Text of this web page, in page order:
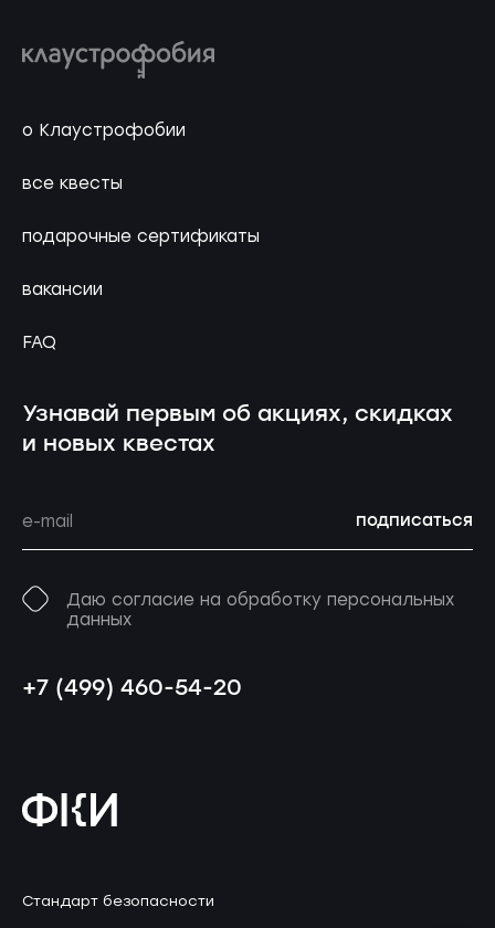
о Клаустрофобии
все квесты
подарочные сертификаты
вакансии
FAQ
Узнавай первым об акциях, скидках
и новых квестах
подписаться
Даю согласие на обработку персональных
данных
+7 (499) 460-54-20
Стандарт безопасности